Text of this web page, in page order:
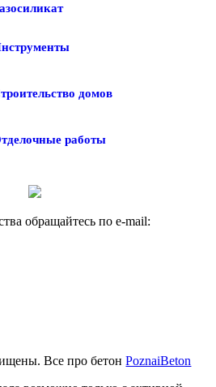
домов
работы
обращайтесь по e-mail:
Все про бетонPoznaiBeton